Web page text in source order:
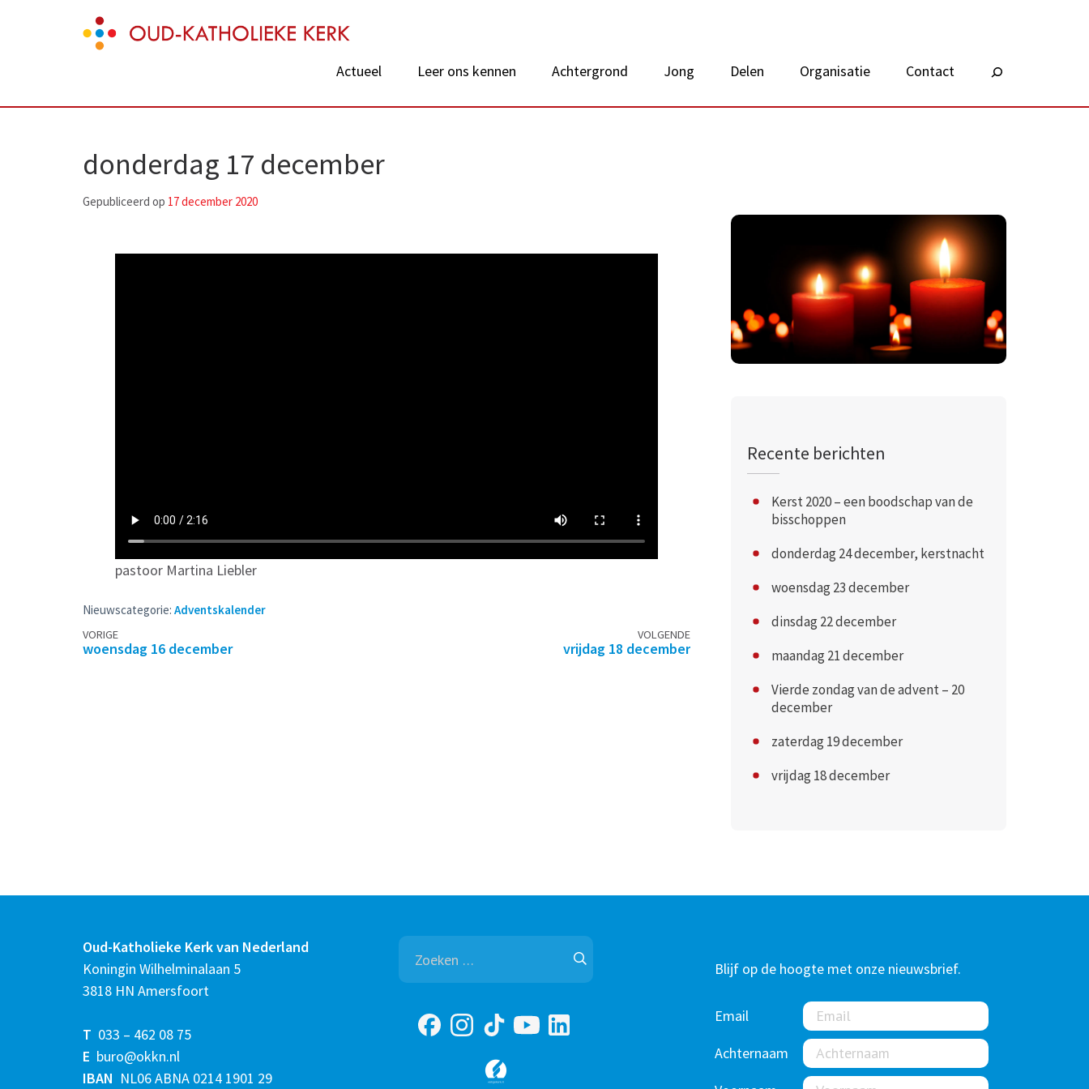
Oud-Katholieke Kerk van Nederland
Actueel Leer ons kennen Achtergrond Jong Delen Organisatie Contact Zoeken
donderdag 17 december
Gepubliceerd op 17 december 2020
pastoor Martina Liebler
Nieuwscategorie: Adventskalender
Berichtennavigatie
VORIGE
woensdag 16 december
VOLGENDE
vrijdag 18 december
Recente berichten
Kerst 2020 – een boodschap van de
bisschoppen
donderdag 24 december, kerstnacht
woensdag 23 december
dinsdag 22 december
maandag 21 december
Vierde zondag van de advent – 20
december
zaterdag 19 december
vrijdag 18 december
Oud-Katholieke Kerk van Nederland
Koningin Wilhelminalaan 5
3818 HN Amersfoort
T 033 – 462 08 75
E buro@okkn.nl
IBAN NL06 ABNA 0214 1901 29
Zoeken
naar:
Blijf op de hoogte met onze nieuwsbrief.
Email
Achternaam